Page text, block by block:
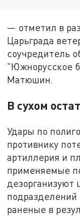
— отметил в
Царьграда
соучредитель
"Южнорусское
Матюшин.
В сухом
Удары по
противнику
артиллерия и
применяемые
дезорганизуют
раненые в